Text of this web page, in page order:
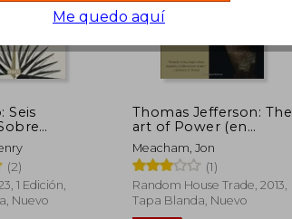
$ 47.624 dcto.
Seis
(2)
1 Edición,
Nuevo
Thomas Jefferson: The
art of Power (en
Inglés)
Meacham, Jon
(1)
Random House Trade, 2013,
Tapa Blanda, Nuevo
Me quedo aquí